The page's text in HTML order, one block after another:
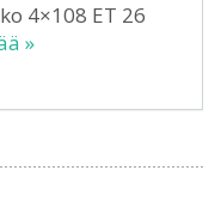
4×108 ET 26
»